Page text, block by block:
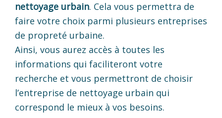
nettoyage urbain. Cela vous permettra de
faire votre choix parmi plusieurs entreprises
de propreté urbaine.
Ainsi, vous aurez accès à toutes les
informations qui faciliteront votre
recherche et vous permettront de choisir
l’entreprise de nettoyage urbain qui
correspond le mieux à vos besoins.